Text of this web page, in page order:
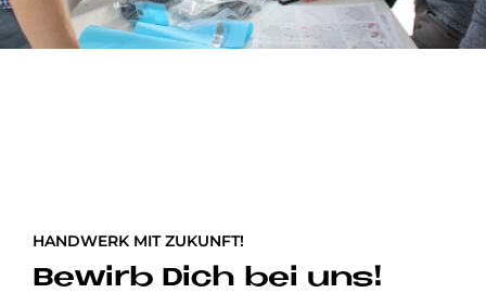
HANDWERK MIT ZUKUNFT!
Bewirb Dich bei uns!